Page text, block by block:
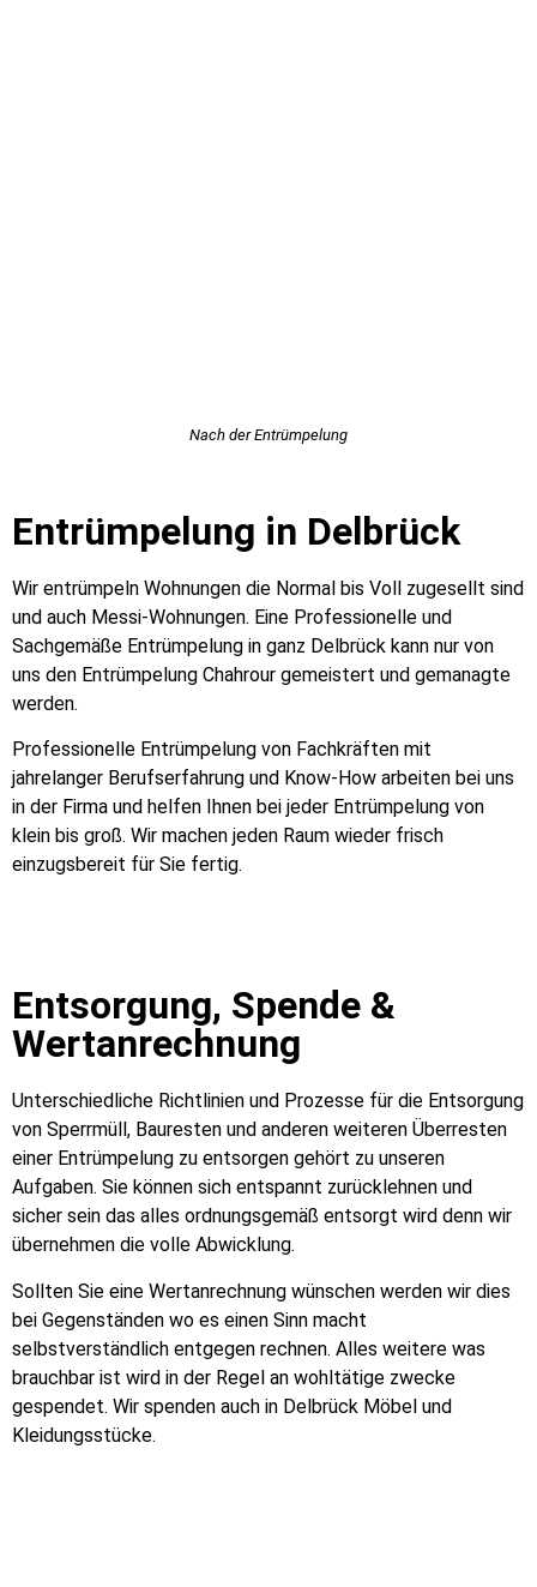
Nach der Entrümpelung
Entrümpelung in Delbrück
Wir entrümpeln Wohnungen die Normal bis Voll zugesellt sind
und auch Messi-Wohnungen. Eine Professionelle und
Sachgemäße Entrümpelung in ganz Delbrück kann nur von
uns den Entrümpelung Chahrour gemeistert und gemanagte
werden.
Professionelle Entrümpelung von Fachkräften mit
jahrelanger Berufserfahrung und Know-How arbeiten bei uns
in der Firma und helfen Ihnen bei jeder Entrümpelung von
klein bis groß. Wir machen jeden Raum wieder frisch
einzugsbereit für Sie fertig.
Entsorgung, Spende &
Wertanrechnung
Unterschiedliche Richtlinien und Prozesse für die Entsorgung
von Sperrmüll, Bauresten und anderen weiteren Überresten
einer Entrümpelung zu entsorgen gehört zu unseren
Aufgaben. Sie können sich entspannt zurücklehnen und
sicher sein das alles ordnungsgemäß entsorgt wird denn wir
übernehmen die volle Abwicklung.
Sollten Sie eine Wertanrechnung wünschen werden wir dies
bei Gegenständen wo es einen Sinn macht
selbstverständlich entgegen rechnen. Alles weitere was
brauchbar ist wird in der Regel an wohltätige zwecke
gespendet. Wir spenden auch in Delbrück Möbel und
Kleidungsstücke.